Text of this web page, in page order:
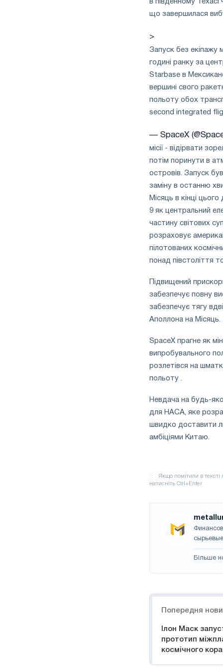
в південному
що завершилася
>
Запуск без екіпажу
годині ранку за
Starbase в
вершині свого
польоту обох
second integrated
— SpaceX
місії - відірвати
потім поринути в
островів. Запуск
заміну в останню
Місяць в кінці
9 як центральний
частину світових
розраховує
пілотованих
понад півстоліття
Підвищений
забезпечує повну
забезпечує тягу
Аполлона на Місяць.
SpaceX прагне як
випробувального
розлетівся на
польоту .
Невдача на будь-
для НАСА, яке
швидко доставити
амбіціями Китаю.
Більше
Попередня
Ілон Маск
прототип
космічного